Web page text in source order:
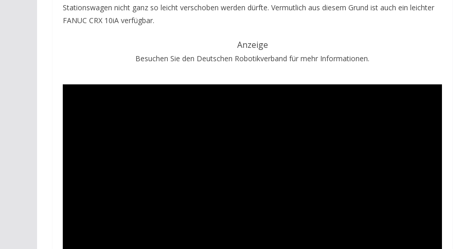
Stationswagen nicht ganz so leicht verschoben werden dürfte. Vermutlich aus diesem Grund ist auch ein leichter
FANUC CRX 10iA verfügbar.
Anzeige
Besuchen Sie den Deutschen Robotikverband für mehr Informationen.